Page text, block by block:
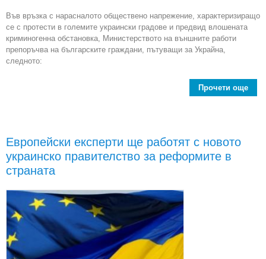
Във връзка с нарасналото обществено напрежение, характеризиращо
се с протести в големите украински градове и предвид влошената
криминогенна обстановка, Министерството на външните работи
препоръчва на българските граждани, пътуващи за Украйна,
следното:
Прочети още
Европейски експерти ще работят с новото
украинско правителство за реформите в
страната